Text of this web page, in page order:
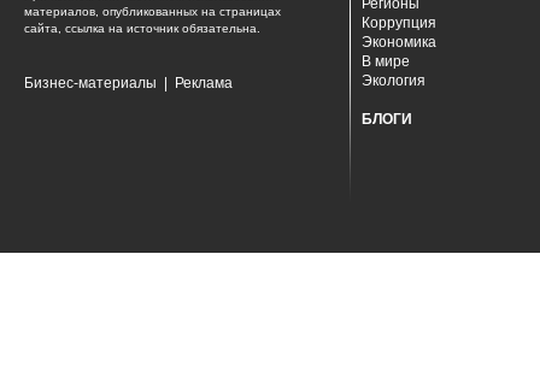
материалов, опубликованных на страницах
сайта, ссылка на источник обязательна.
Бизнес-материалы Реклама
Регионы
Коррупция
Экономика
В мире
Экология
БЛОГИ